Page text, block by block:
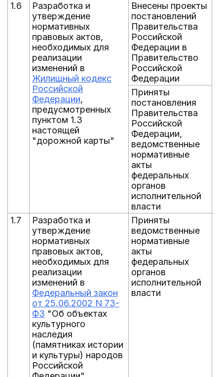
1.6
Разработка и
утверждение
нормативных
правовых актов,
необходимых для
реализации
изменений в
Жилищный кодекс
Российской
Федерации,
предусмотренных
пунктом 1.3
настоящей
"дорожной карты"
Внесены проекты
постановлений
Правительства
Российской
Федерации в
Правительство
Российской
Федерации
Приняты
постановления
Правительства
Российской
Федерации,
ведомственные
нормативные
акты
федеральных
органов
исполнительной
власти
1.7
Разработка и
утверждение
нормативных
правовых актов,
необходимых для
реализации
изменений в
Федеральный закон
от 25.06.2002 N 73-
ФЗ "Об объектах
культурного
наследия
(памятниках истории
и культуры) народов
Российской
Приняты
ведомственные
нормативные
акты
федеральных
органов
исполнительной
власти